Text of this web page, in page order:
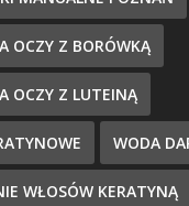
OCZY Z BORÓWKĄ
OCZY Z LUTEINĄ
WODA
WŁOSÓW KERATYNĄ